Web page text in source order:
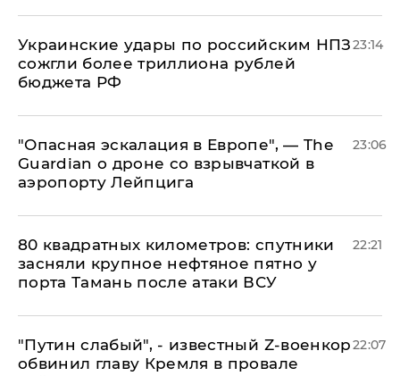
Украинские удары по российским НПЗ
сожгли более триллиона рублей
бюджета РФ
23:14
"Опасная эскалация в Европе", — The
Guardian о дроне со взрывчаткой в
аэропорту Лейпцига
23:06
80 квадратных километров: спутники
засняли крупное нефтяное пятно у
порта Тамань после атаки ВСУ
22:21
​"Путин слабый", - известный Z-военкор
обвинил главу Кремля в провале
22:07